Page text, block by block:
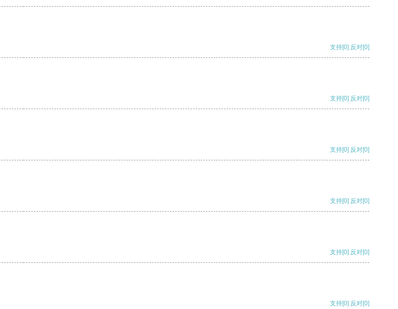
支持[0] 反对[0]
支持[0] 反对[0]
支持[0] 反对[0]
支持[0] 反对[0]
支持[0] 反对[0]
支持[0] 反对[0]